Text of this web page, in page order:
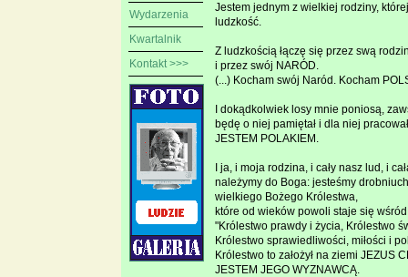
Wydarzenia
Kwartalnik
Kontakt >>>
Jestem jednym z wielkiej rodziny,
ludzkość.
Z ludzkością łączę się przez swą
i przez swój NARÓD.
(...) Kocham swój Naród. Kocham
I dokądkolwiek losy mnie poniosą,
będę o niej pamiętał i dla niej
JESTEM POLAKIEM.
I ja, i moja rodzina, i cały nasz lud, i
należymy do Boga: jesteśmy
wielkiego Bożego Królestwa,
które od wieków powoli staje się
"Królestwo prawdy i życia, Królestwo
Królestwo sprawiedliwości, miłości i
Królestwo to założył na ziemi JEZUS
JESTEM JEGO WYZNAWCĄ.